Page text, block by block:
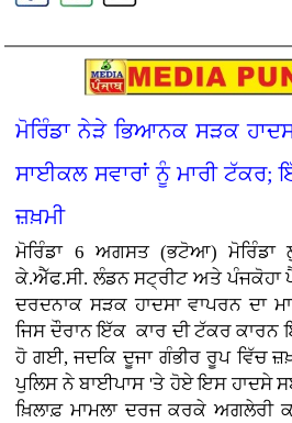
ਮੋਰਿੰਡਾ ਨੇੜੇ ਭਿਆਨਕ ਸੜਕ
ਸਾਈਕਲ ਸਵਾਰਾਂ ਨੂੰ ਮਾਰੀ ਟੱਕਰ;
ਜ਼ਖ਼ਮੀ
ਮੋਰਿੰਡਾ 6 ਅਗਸਤ (ਭਟੋਆ)
ਕੇ.ਐੱਫ.ਸੀ. ਲੰਡਨ ਸਟ੍ਰੀਟ ਅਤੇ
ਦਰਦਨਾਕ ਸੜਕ ਹਾਦਸਾ ਵਾਪਰਨ ਦਾ
ਜਿਸ ਦੌਰਾਨ ਇੱਕ ਕਾਰ ਦੀ ਟੱਕਰ ਕਾਰਨ
ਹੋ ਗਈ, ਜਦਕਿ ਦੂਜਾ ਗੰਭੀਰ ਰੂਪ ਵਿੱਚ
ਪੁਲਿਸ ਨੇ ਬਾਈਪਾਸ 'ਤੇ ਹੋਏ ਇਸ ਹਾਦਸੇ
ਖ਼ਿਲਾਫ਼ ਮਾਮਲਾ ਦਰਜ ਕਰਕੇ ਅਗਲੇਰੀ